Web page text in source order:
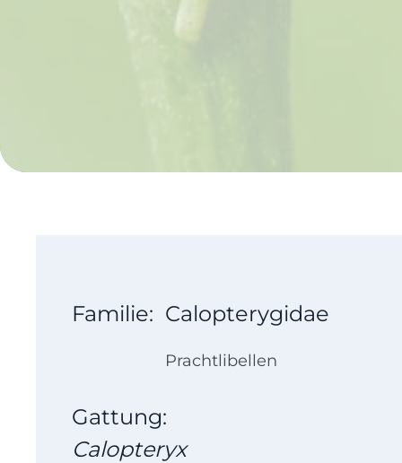
Familie: Calopterygidae
Prachtlibellen
Gattung:
Calopteryx